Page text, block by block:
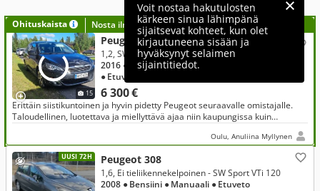
Voit nostaa hakutulosten
kärkeen sinua lähimpänä
sijaitsevat kohteet, kun olet
kirjautuneena sisään ja
hyväksynyt selaimen
sijaintitiedot.
Ohituskaista Nosta ilmoituksesi tähän?
15
Peugeot 308
6 300 €
1,2, SW Allure PureTech 130 Automaatti
2016 ● 131 876 km● Bensiini
● Etuveto
Erittäin siistikuntoinen ja hyvin pidetty Peugeot seuraavalle omistajalle.
Taloudellinen, luotettava ja miellyttävä ajaa niin kaupungissa kuin
Oulu, Anuliina Myllynen
UUSI 72H Peugeot 308
1,6, Ei tieliikennekelpoinen - SW Sport VTi 120
2008 ● Bensiini ● Manuaali ● Etuveto